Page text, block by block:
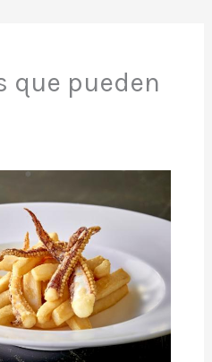
que pueden